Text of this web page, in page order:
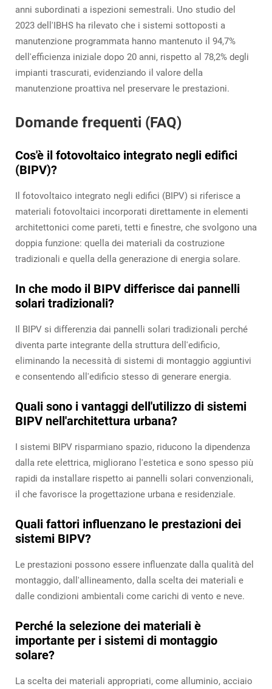
anni subordinati a ispezioni semestrali. Uno studio del
2023 dell'IBHS ha rilevato che i sistemi sottoposti a
manutenzione programmata hanno mantenuto il 94,7%
dell'efficienza iniziale dopo 20 anni, rispetto al 78,2% degli
impianti trascurati, evidenziando il valore della
manutenzione proattiva nel preservare le prestazioni.
Domande frequenti (FAQ)
Cos'è il fotovoltaico integrato negli edifici
(BIPV)?
Il fotovoltaico integrato negli edifici (BIPV) si riferisce a
materiali fotovoltaici incorporati direttamente in elementi
architettonici come pareti, tetti e finestre, che svolgono una
doppia funzione: quella dei materiali da costruzione
tradizionali e quella della generazione di energia solare.
In che modo il BIPV differisce dai pannelli
solari tradizionali?
Il BIPV si differenzia dai pannelli solari tradizionali perché
diventa parte integrante della struttura dell'edificio,
eliminando la necessità di sistemi di montaggio aggiuntivi
e consentendo all'edificio stesso di generare energia.
Quali sono i vantaggi dell'utilizzo di sistemi
BIPV nell'architettura urbana?
I sistemi BIPV risparmiano spazio, riducono la dipendenza
dalla rete elettrica, migliorano l'estetica e sono spesso più
rapidi da installare rispetto ai pannelli solari convenzionali,
il che favorisce la progettazione urbana e residenziale.
Quali fattori influenzano le prestazioni dei
sistemi BIPV?
Le prestazioni possono essere influenzate dalla qualità del
montaggio, dall'allineamento, dalla scelta dei materiali e
dalle condizioni ambientali come carichi di vento e neve.
Perché la selezione dei materiali è
importante per i sistemi di montaggio
solare?
La scelta dei materiali appropriati, come alluminio, acciaio